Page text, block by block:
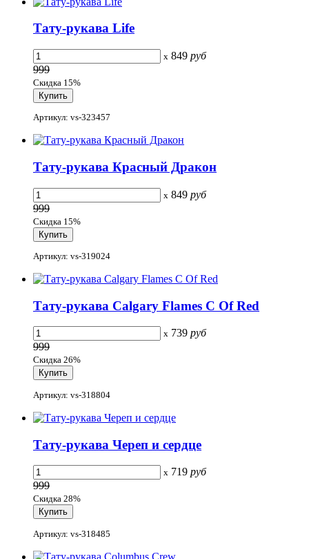
Тату-рукава Life
x 849 руб
999
Скидка 15%
Артикул: vs-323457
Тату-рукава Красный Дракон
x 849 руб
999
Скидка 15%
Артикул: vs-319024
Тату-рукава Calgary Flames C Of Red
x 739 руб
999
Скидка 26%
Артикул: vs-318804
Тату-рукава Череп и сердце
x 719 руб
999
Скидка 28%
Артикул: vs-318485